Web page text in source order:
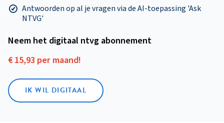
Antwoorden op al je vragen via de AI-toepassing 'Ask
NTVG'
Neem het digitaal ntvg abonnement
€ 15,93 per maand!
IK WIL DIGITAAL